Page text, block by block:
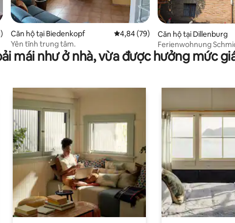
trung bình 4,9/5, 21 đánh giá
Căn hộ tại Biedenkopf Xếp hạng trung bình 4,84/5, 79 đánh
4,84 (79)
Yên tĩnh trung tâm.
Căn hộ tại Dillenburg
Ferienwohnung
mái như ở nhà, vừa được hưởng mức